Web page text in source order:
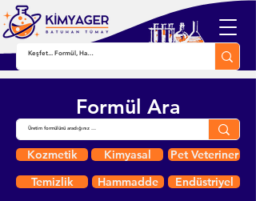
Formül Ara
Kozmetik Kimyasal
Pet Veteriner
Temizlik
Hammadde
Endüstriyel